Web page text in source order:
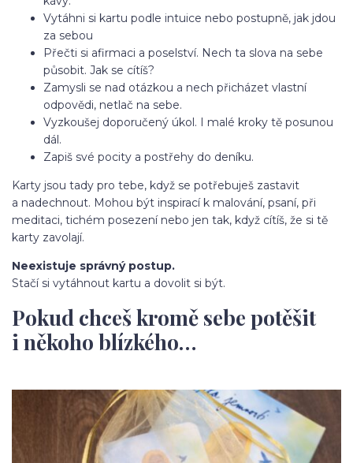
Vytáhni si kartu podle intuice nebo postupně, jak jdou
za sebou
Přečti si afirmaci a poselství. Nech ta slova na sebe
působit. Jak se cítíš?
Zamysli se nad otázkou a nech přicházet vlastní
odpovědi, netlač na sebe.
Vyzkoušej doporučený úkol. I malé kroky tě posunou
dál.
Zapiš své pocity a postřehy do deníku.
Karty jsou tady pro tebe, když se potřebuješ zastavit
a nadechnout. Mohou být inspirací k malování, psaní, při
meditaci, tichém posezení nebo jen tak, když cítíš, že si tě
karty zavolají.
Neexistuje správný postup.
Stačí si vytáhnout kartu a dovolit si být.
Pokud chceš kromě sebe potěšit
i někoho blízkého…